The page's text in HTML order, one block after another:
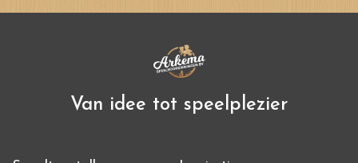
Van idee tot speelplezier